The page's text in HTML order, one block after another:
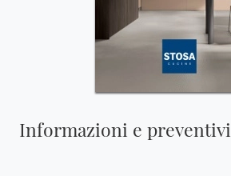
Informazioni e preventivi